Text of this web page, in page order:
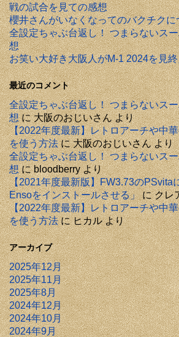
戦の試合を見ての感想
櫻井さんがいなくなってのバクチクに
全設定ちゃぶ台返し！ つまらないス
想
お笑い大好き大阪人がM-1 2024を見
最近のコメント
全設定ちゃぶ台返し！ つまらないス
想に大阪のおじいさんより
【2022年度最新】レトロアーチや中
を使う方法に大阪のおじいさんより
全設定ちゃぶ台返し！ つまらないス
想にbloodberryより
【2021年度最新版】FW3.73のPSvita
Ensoをインストールさせる」にクレ
【2022年度最新】レトロアーチや中
を使う方法にヒカルより
アーカイブ
2025年12月
2025年11月
2025年8月
2024年12月
2024年10月
2024年9月